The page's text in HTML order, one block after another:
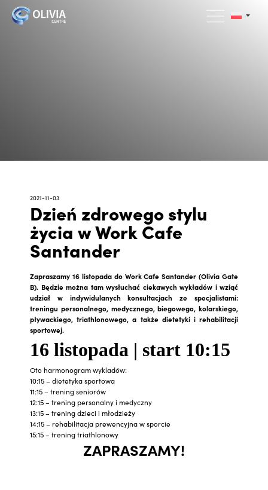
2021-11-03
Dzień zdrowego stylu
życia w Work Cafe
Santander
Zapraszamy 16 listopada do Work Cafe Santander (Olivia Gate
B). Będzie można tam wysłuchać ciekawych wykładów i wziąć
udział w indywidulanych konsultacjach ze specjalistami:
treningu personalnego, medycznego, biegowego, kolarskiego,
pływackiego, triathlonowego, a także dietetyki i rehabilitacji
sportowej.
16 listopada | start 10:15
Oto harmonogram wykladów:
10:15 – dietetyka sportowa
11:15 – trening seniorów
12:15 – trening personalny i medyczny
13:15 – trening dzieci i młodzieży
14:15 – rehabilitacja prewencyjna w sporcie
15:15 – trening triathlonowy
ZAPRASZAMY!